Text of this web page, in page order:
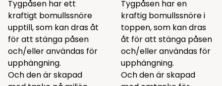
Tygpåsen har ett
kraftigt bomullssnöre
upptill, som kan dras åt
för att stänga påsen
och/eller användas för
upphängning.
Och den är skapad
Tygpåsen har en
kraftig bomullssnöre i
toppen, som kan dras
åt för att stänga påsen
och/eller användas för
upphängning.
Och den är skapad